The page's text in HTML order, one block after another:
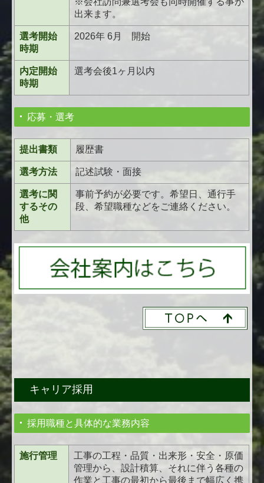
出来ます。
選考開始
時期
2026年 6月 開始
内定開始
時期
選考会後1ヶ月以内
応募・選考
提出書類 履歴書
選考方法 記述試験・面接
選考に関
するその
他
事前予約が必要です。希望日、通行手
段、希望職種などをご連絡ください。
キャリア採用
採用職種と具体的な業務内容
施行管理
工事の工程・品質・出来形・安全・原価
管理から、設計積算、それに伴う各種の
作業と工事の最初から最後まで幅広く携